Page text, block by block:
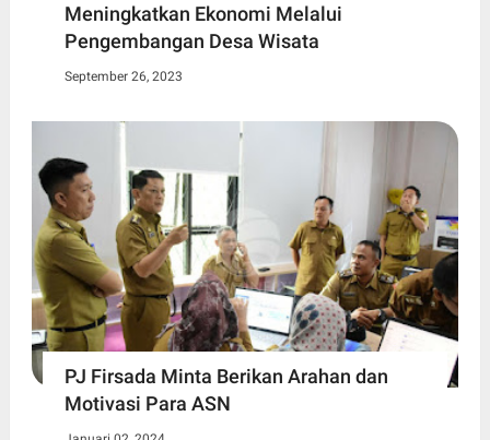
Meningkatkan Ekonomi Melalui
Pengembangan Desa Wisata
September 26, 2023
PJ Firsada Minta Berikan Arahan dan
Motivasi Para ASN